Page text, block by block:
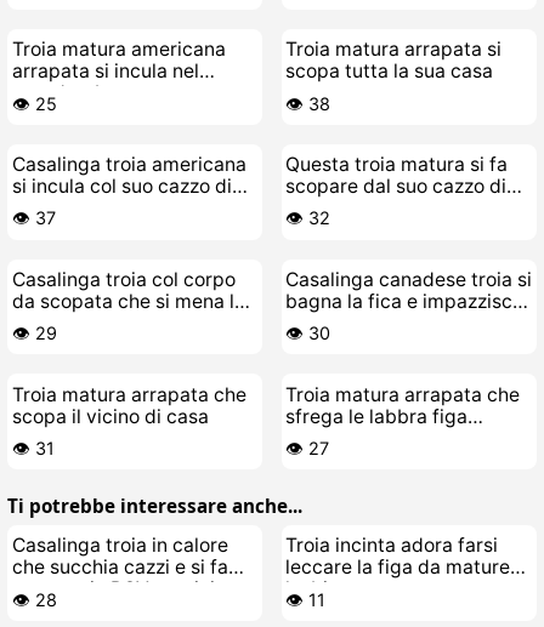
Troia matura americana
arrapata si incula nel
guardaroba
👁️ 25
Troia matura arrapata si
scopa tutta la sua casa
👁️ 38
Casalinga troia americana
si incula col suo cazzo di
giocattolo
👁️ 37
Questa troia matura si fa
scopare dal suo cazzo di
giocattolo
👁️ 32
Casalinga troia col corpo
da scopata che si mena la
figa sul letto
👁️ 29
Casalinga canadese troia si
bagna la fica e impazzisce
di cazzo
👁️ 30
Troia matura arrapata che
scopa il vicino di casa
👁️ 31
Troia matura arrapata che
sfrega le labbra figa
fradice spalancate
👁️ 27
Ti potrebbe interessare anche...
Casalinga troia in calore
che succhia cazzi e si fa
scopare in POV ravvicinato
👁️ 28
Troia incinta adora farsi
leccare la figa da mature
lesbicone
👁️ 11